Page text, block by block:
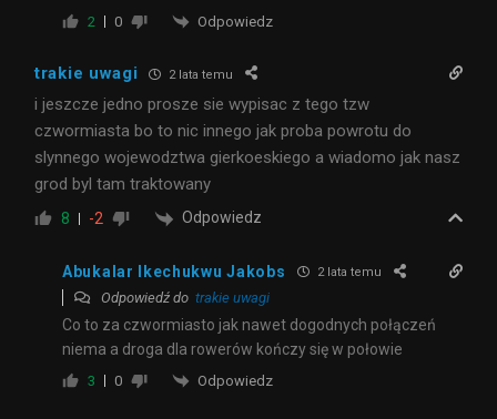
2 0 Odpowiedz
trakie uwagi 2 lata temu
i jeszcze jedno prosze sie wypisac z tego tzw
czwormiasta bo to nic innego jak proba powrotu do
slynnego wojewodztwa gierkoeskiego a wiadomo jak nasz
grod byl tam traktowany
8 -2 Odpowiedz
Abukalar Ikechukwu Jakobs 2 lata temu
Odpowiedź do trakie uwagi
Co to za czwormiasto jak nawet dogodnych połączeń
niema a droga dla rowerów kończy się w połowie
3 0 Odpowiedz